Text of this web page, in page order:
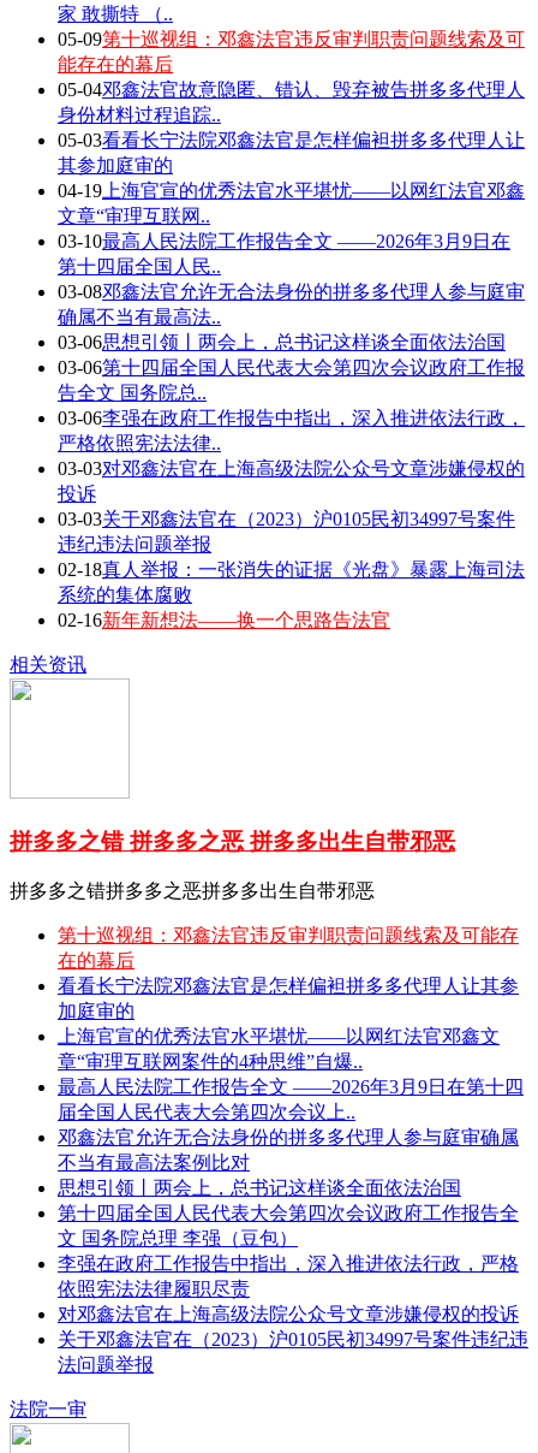
家 敢撕特 （..
05-09第十巡视组：邓鑫法官违反审判职责问题线索及可
能存在的幕后
05-04邓鑫法官故意隐匿、错认、毁弃被告拼多多代理人
身份材料过程追踪..
05-03看看长宁法院邓鑫法官是怎样偏袒拼多多代理人让
其参加庭审的
04-19 上海官宣的优秀法官水平堪忧——以网红法官邓鑫
文章“审理互联网..
03-10最高人民法院工作报告全文 ——2026年3月9日在
第十四届全国人民..
03-08邓鑫法官允许无合法身份的拼多多代理人参与庭审
确属不当有最高法..
03-06思想引领丨两会上，总书记这样谈全面依法治国
03-06第十四届全国人民代表大会第四次会议政府工作报
告全文 国务院总..
03-06李强在政府工作报告中指出，深入推进依法行政，
严格依照宪法法律..
03-03对邓鑫法官在上海高级法院公众号文章涉嫌侵权的
投诉
03-03关于邓鑫法官在（2023）沪0105民初34997号案件
违纪违法问题举报
02-18真人举报：一张消失的证据《光盘》暴露上海司法
系统的集体腐败
02-16新年新想法——换一个思路告法官
相关资讯
拼多多之错 拼多多之恶 拼多多出生自带邪恶
拼多多之错拼多多之恶拼多多出生自带邪恶
第十巡视组：邓鑫法官违反审判职责问题线索及可能存
在的幕后
看看长宁法院邓鑫法官是怎样偏袒拼多多代理人让其参
加庭审的
上海官宣的优秀法官水平堪忧——以网红法官邓鑫文
章“审理互联网案件的4种思维”自爆..
最高人民法院工作报告全文 ——2026年3月9日在第十四
届全国人民代表大会第四次会议上..
邓鑫法官允许无合法身份的拼多多代理人参与庭审确属
不当有最高法案例比对
思想引领丨两会上，总书记这样谈全面依法治国
第十四届全国人民代表大会第四次会议政府工作报告全
文 国务院总理 李强（豆包）
李强在政府工作报告中指出，深入推进依法行政，严格
依照宪法法律履职尽责
对邓鑫法官在上海高级法院公众号文章涉嫌侵权的投诉
关于邓鑫法官在（2023）沪0105民初34997号案件违纪违
法问题举报
法院一审